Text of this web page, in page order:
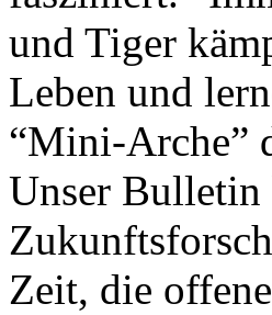
und Tiger
Leben und
“Mini-Arche”
Unser
Zeit, die